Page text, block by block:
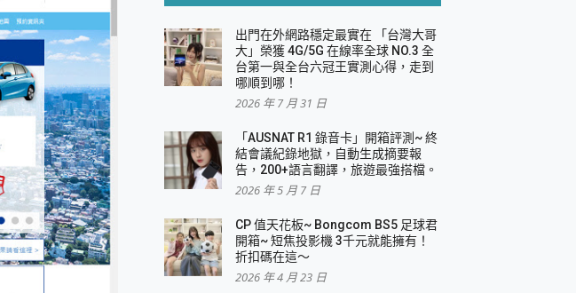
冰藍限定版本 開箱 評測
保護的隨身碟或SD卡
版全解析 × 年末優惠，一篇全看懂
Starfish 2 幻彩膠囊投影機｜結合「 智慧投影 & 煥彩流動 」的沈浸
械鍵盤與 Mercury X 系列 輕量無線電競滑鼠 開箱 評測
寬曲面電競螢幕，多工辦公、爽度滿滿的終極桌面體驗
銷宣告驗證的手機配件品牌
海報徵稿活動」好康大放送
薄型磁吸無線急速行動電源 開箱 評測
裝置 開箱 評測
天！支援 iOS/Android！
需求？
每月免費送你 300分鐘轉寫
登場，趕快來AGI亞奇雷挑戰任務抽 PS5！
出門在外網路穩定最實在 「台灣大哥
大」榮獲 4G/5G 在線率全球 NO.3 全
台第一與全台六冠王實測心得，走到
哪順到哪！
2026 年 7 月 31 日
「AUSNAT R1 錄音卡」開箱評測~ 終
結會議紀錄地獄，自動生成摘要報
告，200+語言翻譯，旅遊最強搭檔。
2026 年 5 月 7 日
CP 值天花板~ Bongcom BS5 足球君
開箱~ 短焦投影機 3千元就能擁有！
折扣碼在這～
2026 年 4 月 23 日